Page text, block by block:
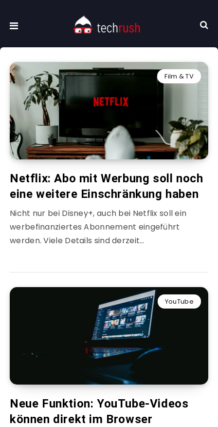
Film & TV
Netflix: Abo mit Werbung soll noch
eine weitere Einschränkung haben
Nicht nur bei Disney+, auch bei Netflix soll ein
werbefinanziertes Abonnement eingeführt
werden. Viele Details sind derzeit…
YouTube
Neue Funktion: YouTube-Videos
können direkt im Browser